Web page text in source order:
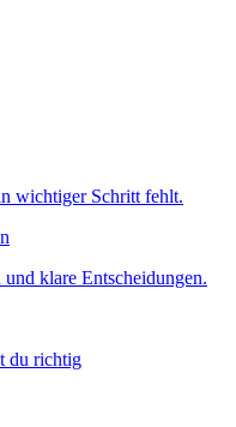
wichtiger Schritt fehlt.
klare Entscheidungen.
du richtig